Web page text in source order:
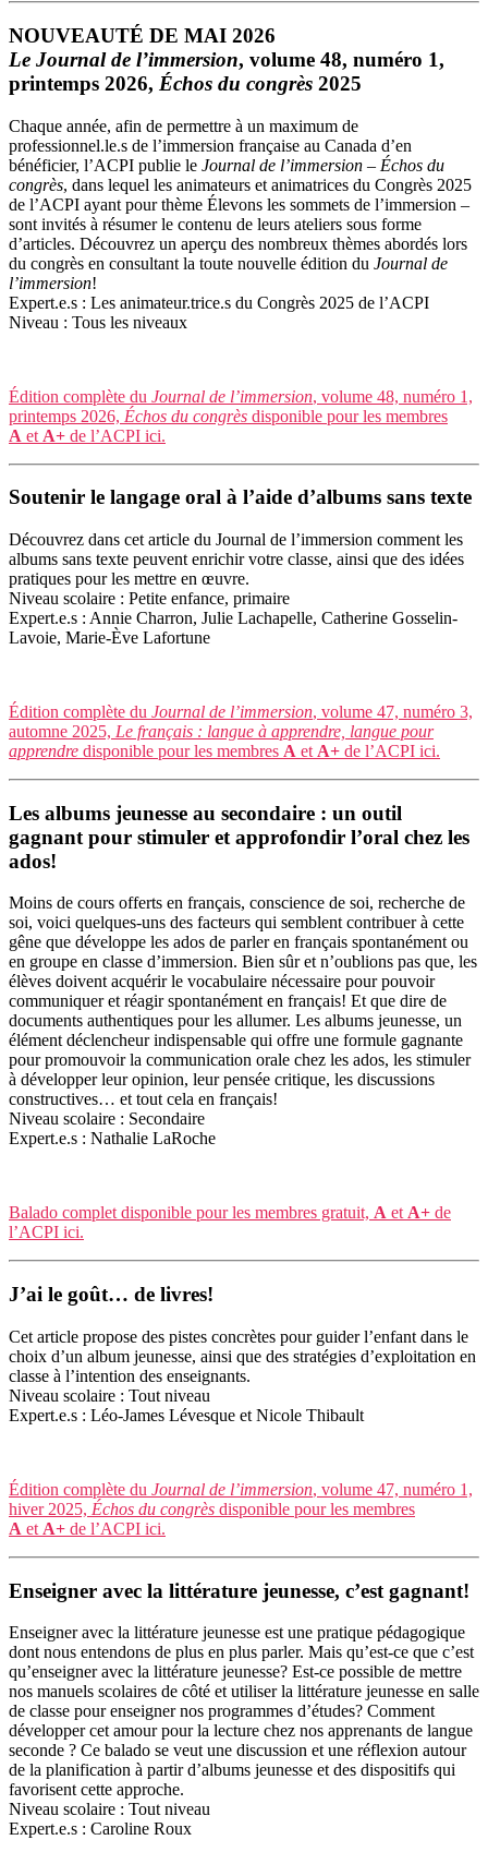
NOUVEAUTÉ DE MAI 2026
Le Journal de l’immersion, volume 48, numéro 1,
printemps 2026, Échos du congrès 2025
Chaque année, afin de permettre à un maximum de
professionnel.le.s de l’immersion française au Canada d’en
bénéficier, l’ACPI publie le Journal de l’immersion – Échos du
congrès, dans lequel les animateurs et animatrices du Congrès 2025
de l’ACPI ayant pour thème Élevons les sommets de l’immersion –
sont invités à résumer le contenu de leurs ateliers sous forme
d’articles. Découvrez un aperçu des nombreux thèmes abordés lors
du congrès en consultant la toute nouvelle édition du Journal de
l’immersion!
Expert.e.s : Les animateur.trice.s du Congrès 2025 de l’ACPI
Niveau : Tous les niveaux
Édition complète du Journal de l’immersion, volume 48, numéro 1,
printemps 2026, Échos du congrès disponible pour les membres
A et A+ de l’ACPI ici.
Soutenir le langage oral à l’aide d’albums sans texte
Découvrez dans cet article du Journal de l’immersion comment les
albums sans texte peuvent enrichir votre classe, ainsi que des idées
pratiques pour les mettre en œuvre.
Niveau scolaire : Petite enfance, primaire
Expert.e.s : Annie Charron, Julie Lachapelle, Catherine Gosselin-
Lavoie, Marie-Ève Lafortune
Édition complète du Journal de l’immersion, volume 47, numéro 3,
automne 2025, Le français : langue à apprendre, langue pour
apprendre disponible pour les membres A et A+ de l’ACPI ici.
Les albums jeunesse au secondaire : un outil
gagnant pour stimuler et approfondir l’oral chez les
ados!
Moins de cours offerts en français, conscience de soi, recherche de
soi, voici quelques-uns des facteurs qui semblent contribuer à cette
gêne que développe les ados de parler en français spontanément ou
en groupe en classe d’immersion. Bien sûr et n’oublions pas que, les
élèves doivent acquérir le vocabulaire nécessaire pour pouvoir
communiquer et réagir spontanément en français! Et que dire de
documents authentiques pour les allumer. Les albums jeunesse, un
élément déclencheur indispensable qui offre une formule gagnante
pour promouvoir la communication orale chez les ados, les stimuler
à développer leur opinion, leur pensée critique, les discussions
constructives… et tout cela en français!
Niveau scolaire : Secondaire
Expert.e.s : Nathalie LaRoche
Balado complet disponible pour les membres gratuit, A etA+ de
l’ACPI ici.
J’ai le goût… de livres!
Cet article propose des pistes concrètes pour guider l’enfant dans le
choix d’un album jeunesse, ainsi que des stratégies d’exploitation en
classe à l’intention des enseignants.
Niveau scolaire : Tout niveau
Expert.e.s : Léo-James Lévesque et Nicole Thibault
Édition complète du Journal de l’immersion, volume 47, numéro 1,
hiver 2025, Échos du congrès disponible pour les membres
A et A+ de l’ACPI ici.
Enseigner avec la littérature jeunesse, c’est gagnant!
Enseigner avec la littérature jeunesse est une pratique pédagogique
dont nous entendons de plus en plus parler. Mais qu’est-ce que c’est
qu’enseigner avec la littérature jeunesse? Est-ce possible de mettre
nos manuels scolaires de côté et utiliser la littérature jeunesse en salle
de classe pour enseigner nos programmes d’études? Comment
développer cet amour pour la lecture chez nos apprenants de langue
seconde ? Ce balado se veut une discussion et une réflexion autour
de la planification à partir d’albums jeunesse et des dispositifs qui
favorisent cette approche.
Niveau scolaire : Tout niveau
Expert.e.s : Caroline Roux